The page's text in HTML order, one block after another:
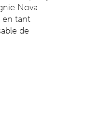
Nova
en tant
de